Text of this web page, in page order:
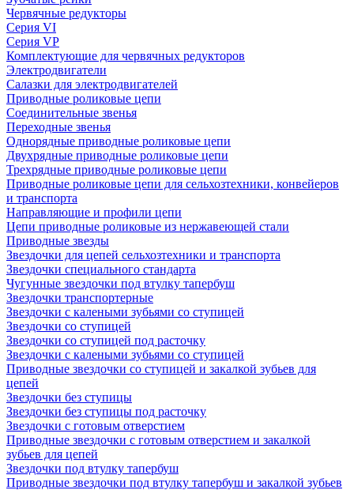
Червячные редукторы
Серия VI
Серия VP
Комплектующие для червячных редукторов
Электродвигатели
Салазки для электродвигателей
Приводные роликовые цепи
Соединительные звенья
Переходные звенья
Однорядные приводные роликовые цепи
Двухрядные приводные роликовые цепи
Трехрядные приводные роликовые цепи
Приводные роликовые цепи для сельхозтехники, конвейеров
и транспорта
Направляющие и профили цепи
Цепи приводные роликовые из нержавеющей стали
Приводные звезды
Звездочки для цепей сельхозтехники и транспорта
Звездочки специального стандарта
Чугунные звездочки под втулку тапербуш
Звездочки транспортерные
Звездочки с калеными зубьями со ступицей
Звездочки со ступицей
Звездочки со ступицей под расточку
Звездочки с калеными зубьями со ступицей
Приводные звездочки со ступицей и закалкой зубьев для
цепей
Звездочки без ступицы
Звездочки без ступицы под расточку
Звездочки с готовым отверстием
Приводные звездочки с готовым отверстием и закалкой
зубьев для цепей
Звездочки под втулку тапербуш
Приводные звездочки под втулку тапербуш и закалкой зубьев